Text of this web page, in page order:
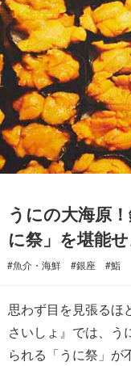
うにの大海原
に祭」を堪能せ
#魚介・海鮮 #銀座 #鮨
思わず目を見張るほ
さいしょ』では、う
られる「うに祭」が